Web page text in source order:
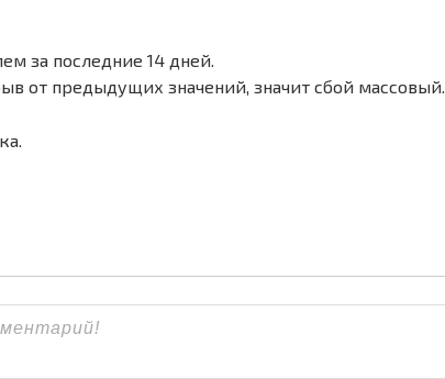
за последние 14 дней.
от предыдущих значений, значит сбой массовый.